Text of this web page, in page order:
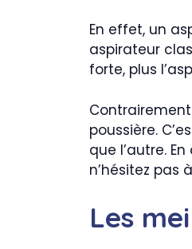
En effet, un
aspirateur
forte, plus
poussière.
que l’autre.
n’hésitez pas à
Les